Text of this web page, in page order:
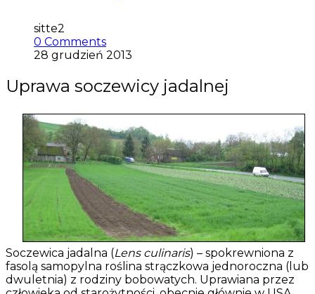
sitte2
0 Comments
28 grudzień 2013
Uprawa soczewicy jadalnej
Soczewica jadalna (Lens culinaris) – spokrewniona z
fasolą samopylna roślina strączkowa jednoroczna (lub
dwuletnia) z rodziny bobowatych. Uprawiana przez